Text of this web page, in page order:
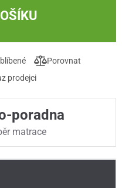
Porovnat
prodejci
poradna
matrace